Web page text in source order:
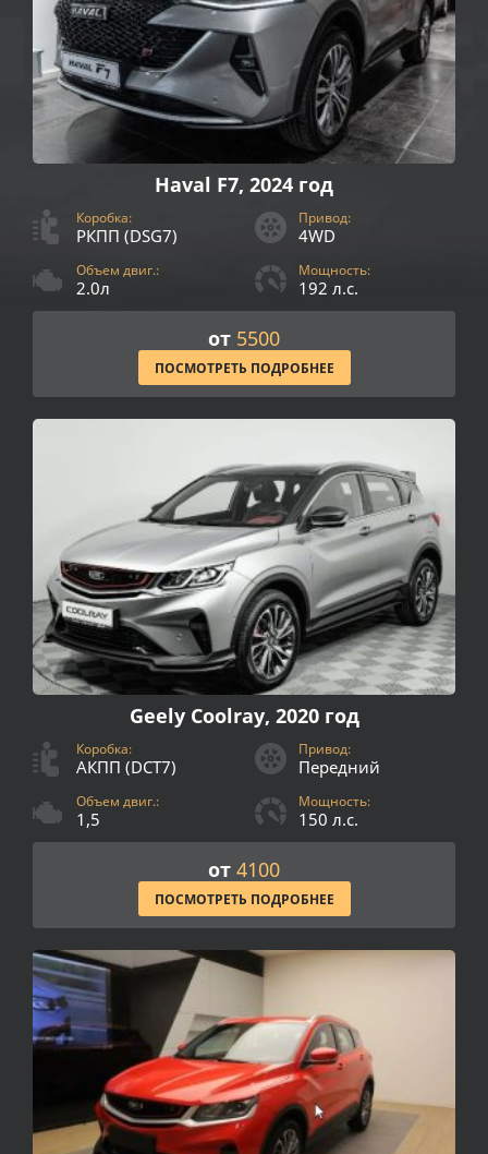
Haval F7, 2024 год
Коробка:
РКПП (DSG7)
Привод:
4WD
Объем двиг.:
2.0л
Мощность:
192 л.с.
от 5500
ПОСМОТРЕТЬ ПОДРОБНЕЕ
Geely Coolray, 2020 год
Коробка:
АКПП (DCT7)
Привод:
Передний
Объем двиг.:
1,5
Мощность:
150 л.с.
от 4100
ПОСМОТРЕТЬ ПОДРОБНЕЕ